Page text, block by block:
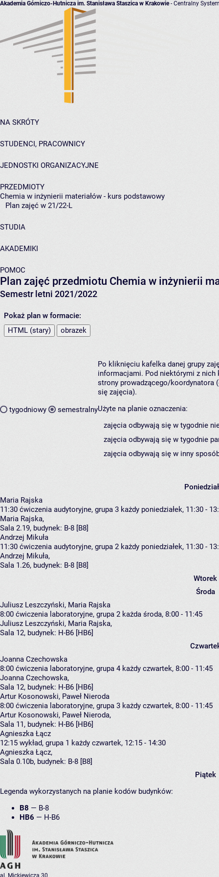
Akademia Górniczo-Hutnicza im. Stanisława Staszica w Krakowie- Centralny
NA SKRÓTY
STUDENCI, PRACOWNICY
JEDNOSTKI ORGANIZACYJNE
PRZEDMIOTY
Chemia w inżynierii materiałów - kurs podstawowy
Plan zajęć w 21/22-L
STUDIA
AKADEMIKI
POMOC
Plan zajęć przedmiotu Chemia w inżynierii
Semestr letni 2021/2022
Pokaż plan w formacie:
HTML (stary)
obrazek
tygodniowy semestralny
Po kliknięciu kafelka danej grupy
informacjami. Pod niektórymi z nich
strony prowadzącego/koordynatora
się zajęcia).
Użyte na planie oznaczenia:
zajęcia odbywają się w tygodnie
zajęcia odbywają się w tygodnie
zajęcia odbywają się w inny
Maria Rajska
11:30 ćwiczenia audytoryjne, grupa 3 każdy poniedziałek, 11:30 -
Maria Rajska,
Sala 2.19, budynek: B-8 [B8]
Andrzej Mikuła
11:30 ćwiczenia audytoryjne, grupa 2 każdy poniedziałek, 11:30 -
Andrzej Mikuła,
Sala 1.26, budynek: B-8 [B8]
Wtorek
Środa
Juliusz Leszczyński, Maria Rajska
8:00 ćwiczenia laboratoryjne, grupa 2 każda środa, 8:00 - 11:45
Juliusz Leszczyński, Maria Rajska,
Sala 12, budynek: H-B6 [HB6]
Joanna Czechowska
8:00 ćwiczenia laboratoryjne, grupa 4 każdy czwartek, 8:00 - 11:45
Joanna Czechowska,
Sala 12, budynek: H-B6 [HB6]
Artur Kosonowski, Paweł Nieroda
8:00 ćwiczenia laboratoryjne, grupa 3 każdy czwartek, 8:00 - 11:45
Artur Kosonowski, Paweł Nieroda,
Sala 11, budynek: H-B6 [HB6]
Agnieszka Łącz
12:15 wykład, grupa 1 każdy czwartek, 12:15 - 14:30
Agnieszka Łącz,
Sala 0.10b, budynek: B-8 [B8]
Piątek
Legenda wykorzystanych na planie kodów budynków:
B8 — B-8
HB6 — H-B6
al. Mickiewicza 30